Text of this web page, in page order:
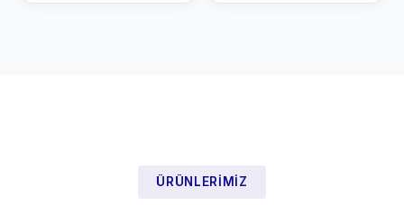
ÜRÜNLERIMIZ